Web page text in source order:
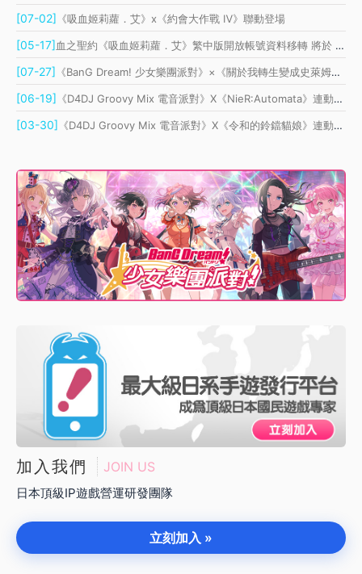
[07-02] 《吸血姬莉蘿．艾》x《約會大作戰 Ⅳ》聯動登場
[05-17]血之聖約《吸血姬莉蘿．艾》繁中版開放帳號資料移轉 將於 6 月重新上線
[07-27] 《BanG Dream! 少女樂團派對》×《關於我轉生變成史萊姆這檔事》連動開催！
[06-19] 《D4DJ Groovy Mix 電音派對》X《NieR:Automata》連動開催！
[03-30] 《D4DJ Groovy Mix 電音派對》X《令和的鈴鐺貓娘》連動開催！
加入我們 JOIN US
日本頂級IP遊戲營運研發團隊
立刻加入 »